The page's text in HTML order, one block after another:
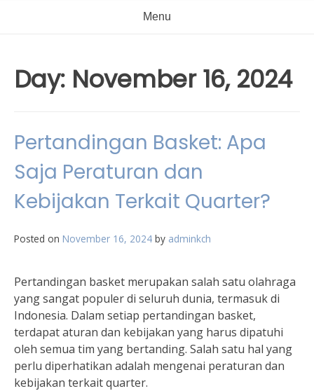
Menu
Day: November 16, 2024
Pertandingan Basket: Apa
Saja Peraturan dan
Kebijakan Terkait Quarter?
Posted on November 16, 2024 by adminkch
Pertandingan basket merupakan salah satu olahraga
yang sangat populer di seluruh dunia, termasuk di
Indonesia. Dalam setiap pertandingan basket,
terdapat aturan dan kebijakan yang harus dipatuhi
oleh semua tim yang bertanding. Salah satu hal yang
perlu diperhatikan adalah mengenai peraturan dan
kebijakan terkait quarter.